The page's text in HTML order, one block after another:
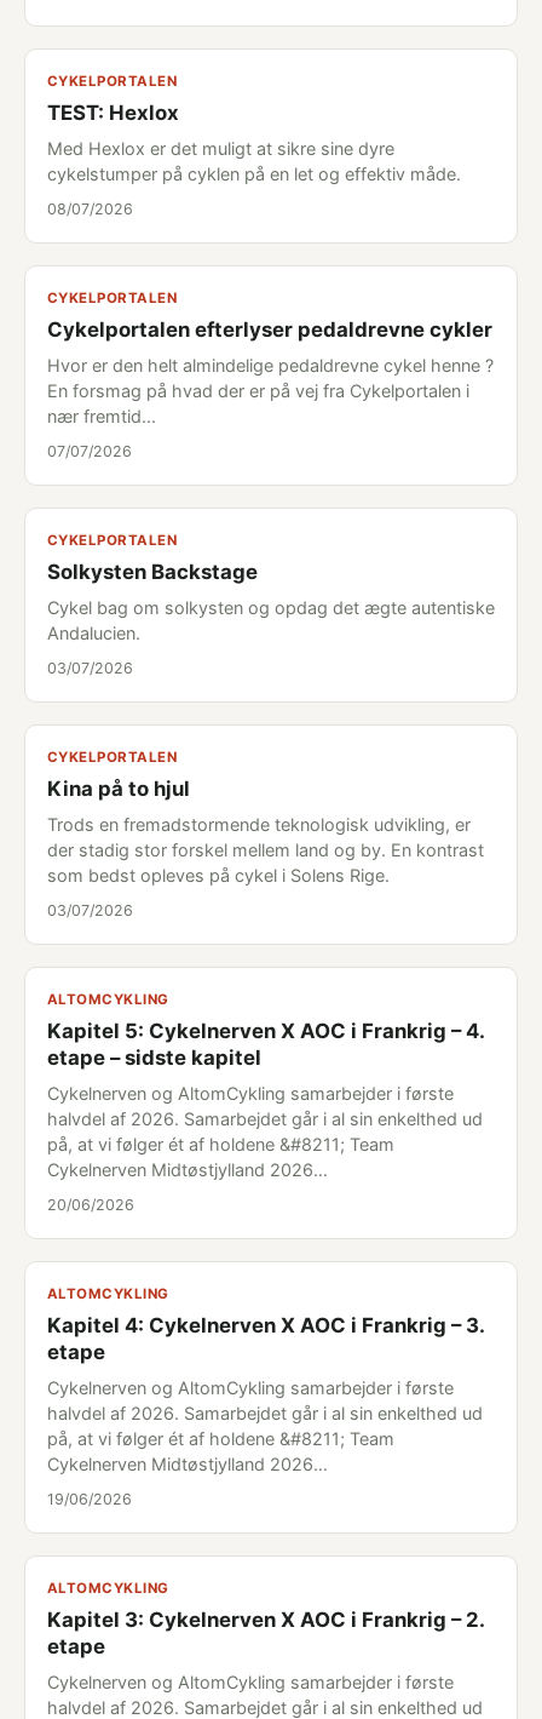
CYKELPORTALEN
TEST: Hexlox
Med Hexlox er det muligt at sikre sine dyre
cykelstumper på cyklen på en let og effektiv måde.
08/07/2026
CYKELPORTALEN
Cykelportalen efterlyser pedaldrevne cykler
Hvor er den helt almindelige pedaldrevne cykel henne ?
En forsmag på hvad der er på vej fra Cykelportalen i
nær fremtid...
07/07/2026
CYKELPORTALEN
Solkysten Backstage
Cykel bag om solkysten og opdag det ægte autentiske
Andalucien.
03/07/2026
CYKELPORTALEN
Kina på to hjul
Trods en fremadstormende teknologisk udvikling, er
der stadig stor forskel mellem land og by. En kontrast
som bedst opleves på cykel i Solens Rige.
03/07/2026
ALTOMCYKLING
Kapitel 5: Cykelnerven X AOC i Frankrig – 4.
etape – sidste kapitel
Cykelnerven og AltomCykling samarbejder i første
halvdel af 2026. Samarbejdet går i al sin enkelthed ud
på, at vi følger ét af holdene &#8211; Team
Cykelnerven Midtøstjylland 2026…
20/06/2026
ALTOMCYKLING
Kapitel 4: Cykelnerven X AOC i Frankrig – 3.
etape
Cykelnerven og AltomCykling samarbejder i første
halvdel af 2026. Samarbejdet går i al sin enkelthed ud
på, at vi følger ét af holdene &#8211; Team
Cykelnerven Midtøstjylland 2026…
19/06/2026
ALTOMCYKLING
Kapitel 3: Cykelnerven X AOC i Frankrig – 2.
etape
Cykelnerven og AltomCykling samarbejder i første
halvdel af 2026. Samarbejdet går i al sin enkelthed ud